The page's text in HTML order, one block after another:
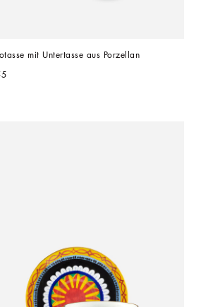
mit Untertasse aus Porzellan